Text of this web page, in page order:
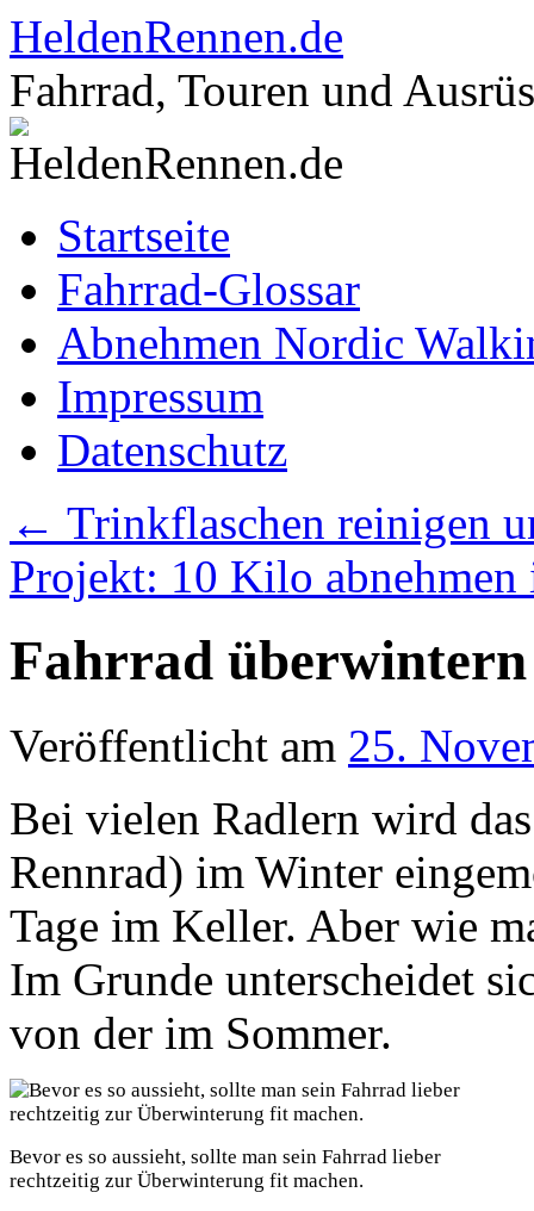
Zum
Inhalt
springen
HeldenRennen.de
Fahrrad, Touren und
Startseite
Fahrrad-Glossar
Abnehmen Nordic
Impressum
Datenschutz
← Trinkflaschen reinigen
Projekt: 10 Kilo
Fahrrad überwintern
Veröffentlicht am 25.
Bei vielen Radlern wird
Rennrad) im Winter
Tage im Keller. Aber wie
Im Grunde unterscheidet
von der im Sommer.
Bevor es so aussieht, sollte man sein Fahrrad lieber
rechtzeitig zur Überwinterung fit machen.